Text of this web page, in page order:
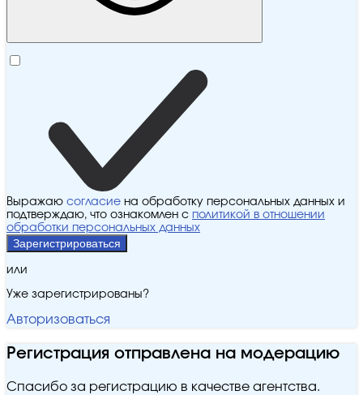
Выражаю согласие на обработку персональных данных и
подтверждаю, что ознакомлен с политикой в отношении
обработки персональных данных
Зарегистрироваться
или
Уже зарегистрированы?
Авторизоваться
Регистрация отправлена на модерацию
Спасибо за регистрацию в качестве агентства.